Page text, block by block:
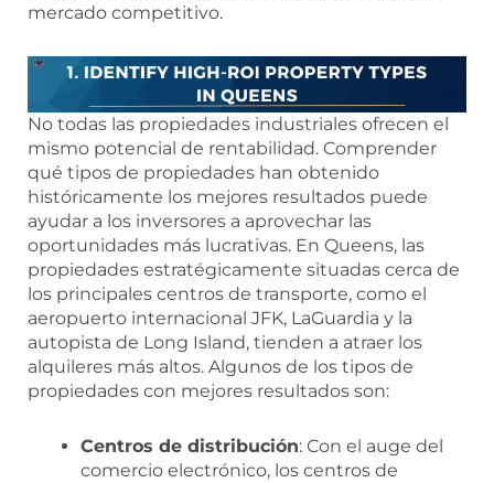
mercado competitivo.
No todas las propiedades industriales ofrecen el
mismo potencial de rentabilidad. Comprender
qué tipos de propiedades han obtenido
históricamente los mejores resultados puede
ayudar a los inversores a aprovechar las
oportunidades más lucrativas. En Queens, las
propiedades estratégicamente situadas cerca de
los principales centros de transporte, como el
aeropuerto internacional JFK, LaGuardia y la
autopista de Long Island, tienden a atraer los
alquileres más altos. Algunos de los tipos de
propiedades con mejores resultados son:
Centros de distribución: Con el auge del
comercio electrónico, los centros de